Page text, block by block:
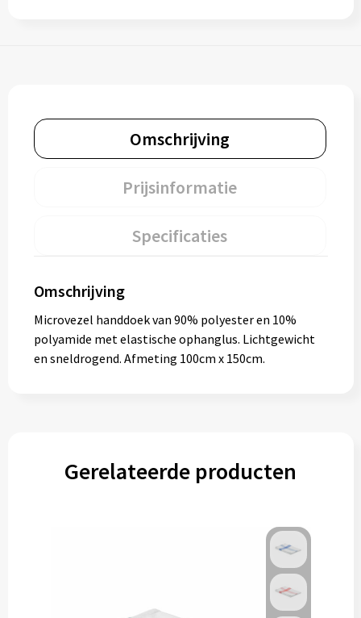
Omschrijving
Prijsinformatie
Specificaties
Omschrijving
Microvezel handdoek van 90% polyester en 10%
polyamide met elastische ophanglus. Lichtgewicht
en sneldrogend. Afmeting 100cm x 150cm.
Gerelateerde producten